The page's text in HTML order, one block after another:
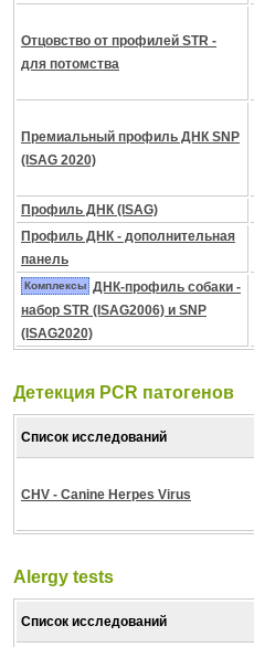
Отцовство от профилей STR -
для потомства
Премиальный профиль ДНК SNP
(ISAG 2020)
Профиль ДНК (ISAG)
Профиль ДНК - дополнительная
панель
Комплексы ДНК-профиль собаки -
набор STR (ISAG2006) и SNP
(ISAG2020)
Детекция PCR патогенов
Список исследований
CHV - Canine Herpes Virus
Alergy tests
Список исследований